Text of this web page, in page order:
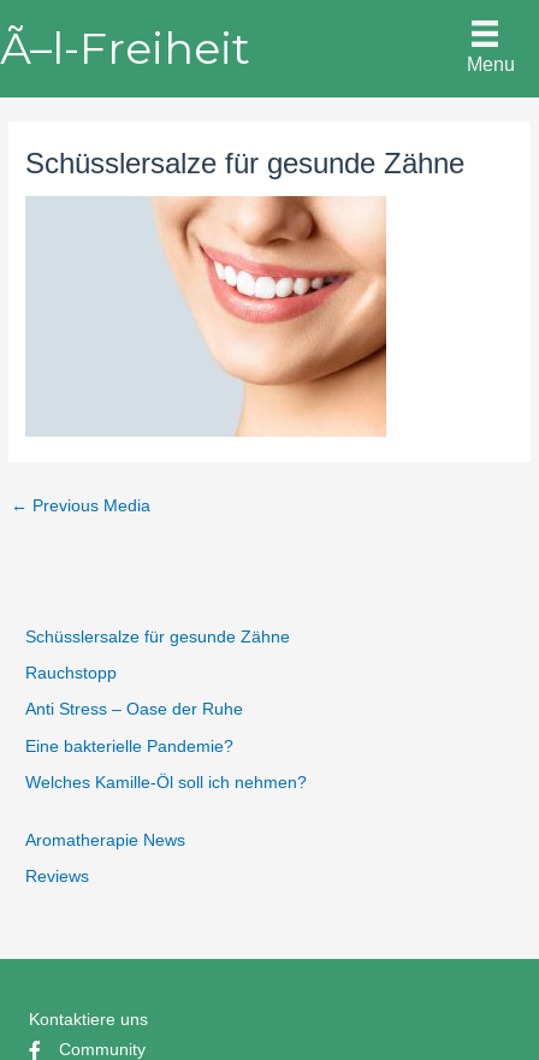
to
content
Ã–l-Freiheit Menu
Schüsslersalze für gesunde Zähne
← Previous Media
Schüsslersalze für gesunde Zähne
Rauchstopp
Anti Stress – Oase der Ruhe
Eine bakterielle Pandemie?
Welches Kamille-Öl soll ich nehmen?
Aromatherapie News
Reviews
Kontaktiere uns
Community